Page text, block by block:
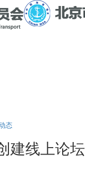
态
建线上论坛